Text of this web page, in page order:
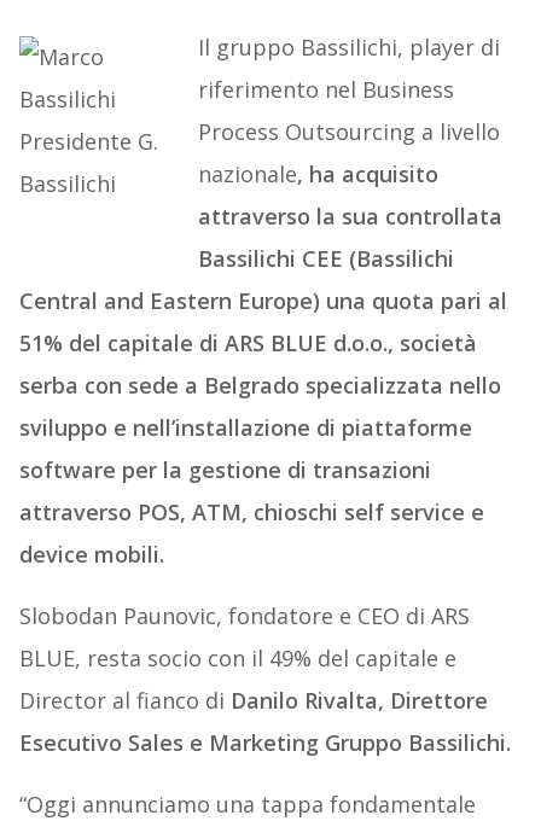
Il gruppo Bassilichi, player di
riferimento nel Business
Process Outsourcing a livello
nazionale, ha acquisito
attraverso la sua controllata
Bassilichi CEE (Bassilichi
Central and Eastern Europe) una quota pari al
51% del capitale di ARS BLUE d.o.o., società
serba con sede a Belgrado specializzata nello
sviluppo e nell’installazione di piattaforme
software per la gestione di transazioni
attraverso POS, ATM, chioschi self service e
device mobili.
Slobodan Paunovic, fondatore e CEO di ARS
BLUE, resta socio con il 49% del capitale e
Director al fianco di Danilo Rivalta, Direttore
Esecutivo Sales e Marketing Gruppo Bassilichi.
“Oggi annunciamo una tappa fondamentale